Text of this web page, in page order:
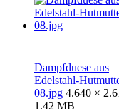
Dampfduese aus
Edelstahl-
08.jpg 4.640 ×
1,42 MB